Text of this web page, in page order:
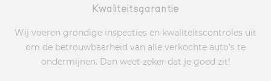
Kwaliteitsgarantie
Wij voeren grondige inspecties en kwaliteitscontroles uit
om de betrouwbaarheid van alle verkochte auto's te
ondermijnen. Dan weet zeker dat je goed zit!